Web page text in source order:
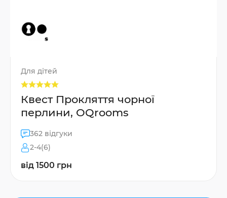
Для дітей
Квест Прокляття чорної
перлини, OQrooms
362 відгуки
2-4(6)
від 1500 грн